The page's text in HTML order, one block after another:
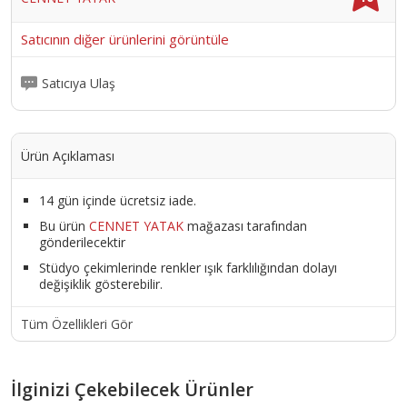
Satıcının diğer ürünlerini görüntüle
Satıcıya Ulaş
Ürün Açıklaması
14 gün içinde ücretsiz iade.
Bu ürün CENNET YATAK mağazası tarafından
gönderilecektir
Stüdyo çekimlerinde renkler ışık farklılığından dolayı
değişiklik gösterebilir.
Tüm Özellikleri Gör
İlginizi Çekebilecek Ürünler